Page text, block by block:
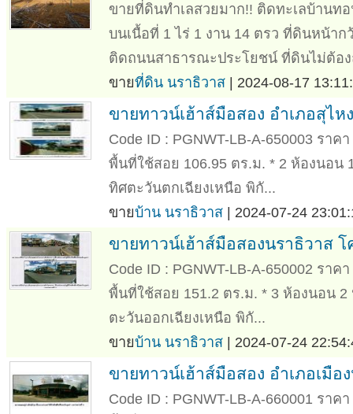
ขายที่ดินทําเลสวยมาก!! ติดทะเลบ้านท
บนเนื้อที่ 1 ไร่ 1 งาน 14 ตรว ที่ดินหน้าก
ติดถนนสาธารณะประโยชน์ ที่ดินไม่ต้อ
ขายที่ดิน นราธิวาส | 2024-08-17
ขายทาวน์เฮ้าส์มือสอง อำเภอสุไ
Code ID : PGNWT-LB-A-650003 ราค
พื้นที่ใช้สอย 106.95 ตร.ม. * 2 ห้องนอน
ทิศตะวันตกเฉียงเหนือ พิกั...
ขายบ้าน นราธิวาส | 2024-07-24
ขายทาวน์เฮ้าส์มือสองนราธิวาส
Code ID : PGNWT-LB-A-650002 ราค
พื้นที่ใช้สอย 151.2 ตร.ม. * 3 ห้องนอน
ตะวันออกเฉียงเหนือ พิกั...
ขายบ้าน นราธิวาส | 2024-07-24
ขายทาวน์เฮ้าส์มือสอง อำเภอเมือ
Code ID : PGNWT-LB-A-660001 ราค